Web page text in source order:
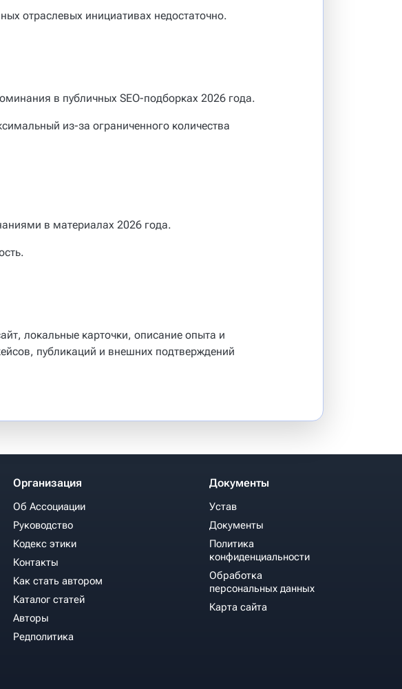
отраслевых инициативах недостаточно.
в публичных SEO-подборках 2026 года.
из-за ограниченного количества
в материалах 2026 года.
локальные карточки, описание опыта и
публикаций и внешних подтверждений
Организация
Об Ассоциации
Руководство
Кодекс этики
Контакты
Как стать автором
Каталог статей
Авторы
Редполитика
Документы
Устав
Документы
Политика
конфиденциальности
Обработка
персональных данных
Карта сайта